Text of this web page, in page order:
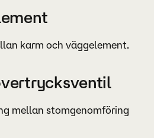
karm och väggelement.
mellan stomgenomföring